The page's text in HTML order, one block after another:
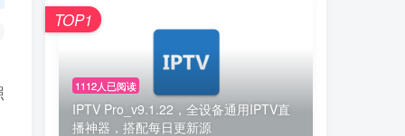
1112人已阅读
IPTV Pro_v9.1.22，全设备通用IPTV直
播神器，搭配每日更新源
TOP1